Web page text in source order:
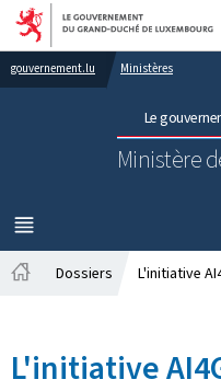
Aller au
Aller
gouvernement.lu Ministères
Le
Ministère
MENU
PRINCIPAL
Dossiers L'initiative
L'initiative